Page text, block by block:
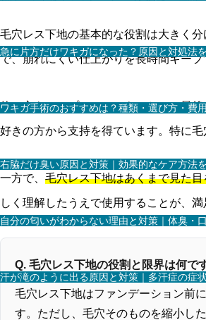
急に片方だけワキガになった？原因と対処法
ワキガ手術のおすすめは？種類・選び方・費
右脇だけ臭い原因と対策｜効果的なケア方法
自分の匂いがわからない理由と対策｜体臭・
汗が滝のように出る原因と対策｜多汗症の症
毛穴レス下地の基本的な役割は大きく
で、崩れにくい仕上がりを長時間キー
使い方もシンプルで、スキンケアの最
好きの方から支持を得ています。特に
一方で、 毛穴レス下地はあくまで見た
しく理解したうえで使用することが、
Q. 毛穴レス下地の役割と限界は何で
毛穴レス下地はファンデーション前
す。ただし、毛穴そのものを縮小し